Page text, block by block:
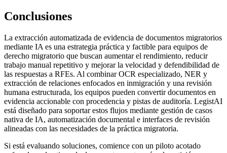
Conclusiones
La extracción automatizada de evidencia de documentos migratorios
mediante IA es una estrategia práctica y factible para equipos de
derecho migratorio que buscan aumentar el rendimiento, reducir
trabajo manual repetitivo y mejorar la velocidad y defendibilidad de
las respuestas a RFEs. Al combinar OCR especializado, NER y
extracción de relaciones enfocados en inmigración y una revisión
humana estructurada, los equipos pueden convertir documentos en
evidencia accionable con procedencia y pistas de auditoría. LegistAI
está diseñado para soportar estos flujos mediante gestión de casos
nativa de IA, automatización documental e interfaces de revisión
alineadas con las necesidades de la práctica migratoria.
Si está evaluando soluciones, comience con un piloto acotado